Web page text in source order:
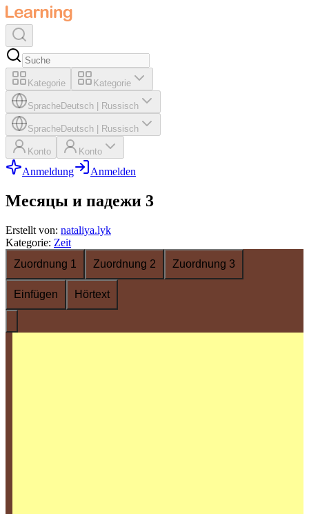
Kategorie Kategorie
SpracheDeutsch Russisch
SpracheDeutsch Russisch
Konto Konto
Anmeldung Anmelden
Месяцы и падежи 3
Erstellt von: nataliya.lyk
Kategorie: Zeit
Zuordnung 1
Zuordnung 2 Zuordnung 3
Einfügen Hörtext